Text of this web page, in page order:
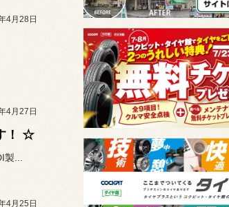
4月28日
4月27日
！ ☆
...
4月25日